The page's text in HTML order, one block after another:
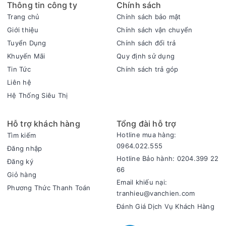
Bình chứa nước với dung tích lớn đến 2 lít, cho phép là ủi
lượng lớn quần áo trong 1 lần châm nước
Sản phẩm dùng tốt cho gia đình đông người, là ủi cho may
mặc chuyên nghiệp. Bình nước dễ tháo rời vệ sinh.
Thông tin công ty
Trang chủ
Giới thiệu
Tuyển Dụng
Khuyến Mãi
Tin Tức
Liên hệ
Hệ Thống Siêu Thị
Chính sách
Chính sách bảo mật
Chính sách vận chuyển
Chính sách đổi trả
Quy định sử dụng
Chính sách trả góp
Hỗ trợ khách hàng
Tìm kiếm
Đăng nhập
Đăng ký
Giỏ hàng
Phương Thức Thanh Toán
Tổng đài hỗ trợ
Hotline mua hàng:
0964.022.555
Hotline Bảo hành: 0204.399 22
66
Email khiếu nại:
tranhieu@vanchien.com
Đánh Giá Dịch Vụ Khách Hàng